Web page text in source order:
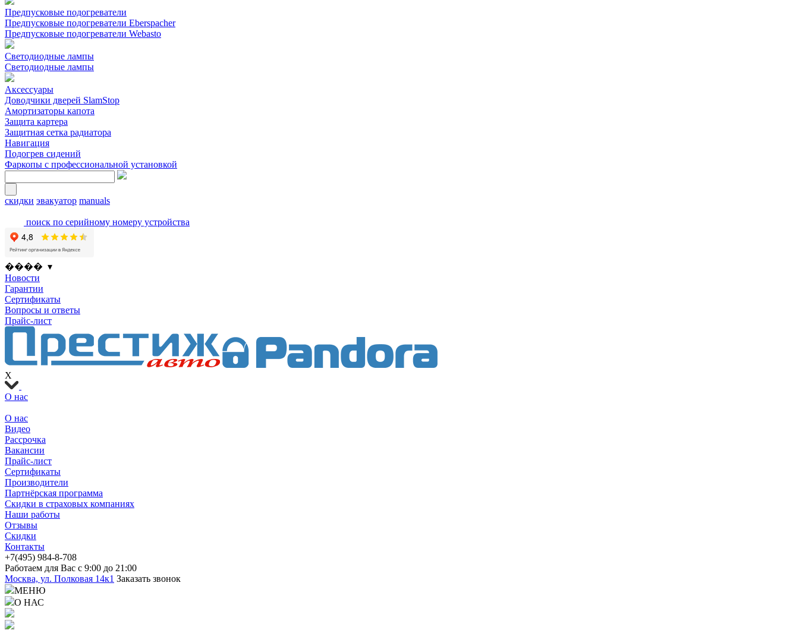
Предпусковые подогреватели
Предпусковые подогреватели Eberspacher
Предпусковые подогреватели Webasto
Светодиодные лампы
Светодиодные лампы
Аксессуары
Доводчики дверей SlamStop
Амортизаторы капота
Защита картера
Защитная сетка радиатора
Навигация
Подогрев сидений
Фаркопы с профессиональной установкой
скидки эвакуатор manuals
поиск по серийному номеру устройства
���� ▾
Новости
Гарантии
Сертификаты
Вопросы и ответы
Прайс-лист
X
О нас
О нас
Видео
Рассрочка
Вакансии
Прайс-лист
Сертификаты
Производители
Партнёрская программа
Скидки в страховых компаниях
Наши работы
Отзывы
Скидки
Контакты
+7(495) 984-8-708
Работаем для Вас с 9:00 до 21:00
Москва, ул. Полковая 14к1 Заказать звонок
МЕНЮ
О НАС